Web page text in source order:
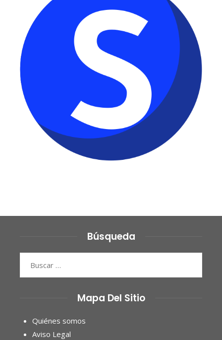
Búsqueda
Mapa Del Sitio
Quiénes somos
Aviso Legal